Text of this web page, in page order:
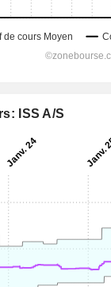
ISS A/S